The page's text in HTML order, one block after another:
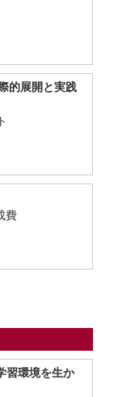
的展開と実践
費
習環境を生か